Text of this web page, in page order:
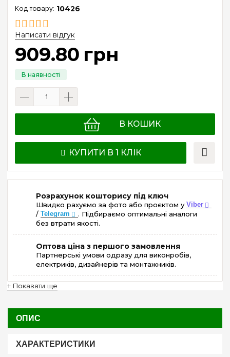
10426
Написати відгук
909.80 грн
В КОШИК
КУПИТИ В 1 КЛІК
Розрахунок кошторису під ключ
Швидко рахуємо за фото або проєктом у Viber
/ Telegram
. Підбираємо оптимальні аналоги
без втрати якості.
Оптова ціна з першого замовлення
Партнерські умови одразу для виконробів,
електриків, дизайнерів та монтажників.
+ Показати ще
ОПИС
ХАРАКТЕРИСТИКИ